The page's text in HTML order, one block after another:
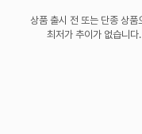
상품 출시 전 또는 단종 상품
최저가 추이가 없습니다.